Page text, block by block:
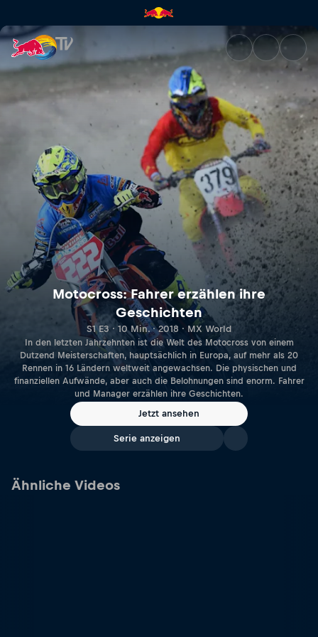
Motocross: Fahrer erzählen
Motocross: Fahrer erzählen ihre
Geschichten
S1 E3 · 10 Min. · 2018 · MX World
In den letzten Jahrzehnten ist die Welt des Motocross von einem
Dutzend Meisterschaften, hauptsächlich in Europa, auf mehr als 20
Rennen in 16 Ländern weltweit angewachsen. Die physischen und
finanziellen Aufwände, aber auch die Belohnungen sind enorm. Fahrer
und Manager erzählen ihre Geschichten.
Jetzt ansehen
Serie anzeigen
Ähnliche Videos